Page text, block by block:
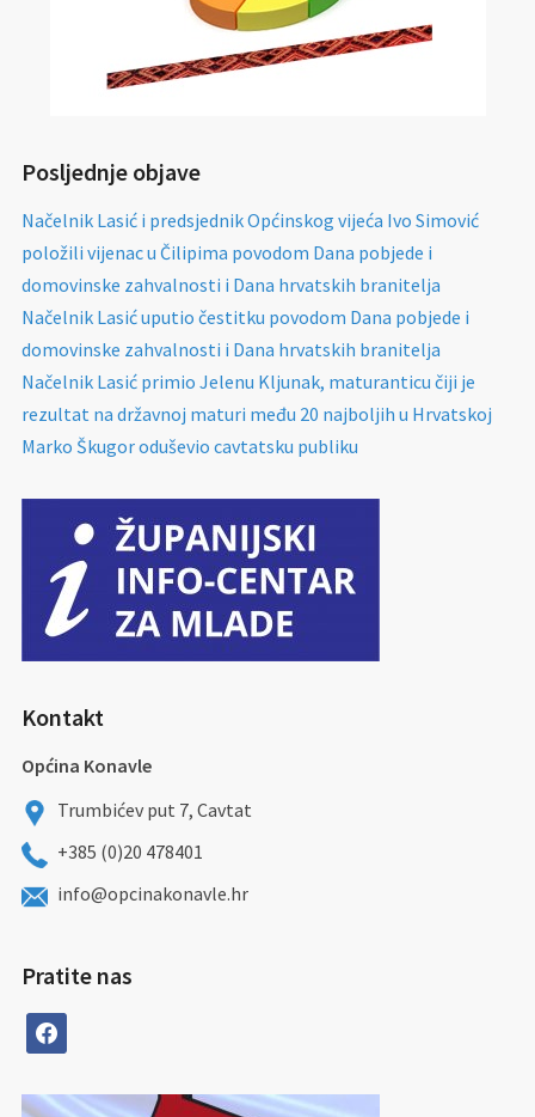
Posljednje objave
Načelnik Lasić i predsjednik Općinskog vijeća Ivo Simović
položili vijenac u Čilipima povodom Dana pobjede i
domovinske zahvalnosti i Dana hrvatskih branitelja
Načelnik Lasić uputio čestitku povodom Dana pobjede i
domovinske zahvalnosti i Dana hrvatskih branitelja
Načelnik Lasić primio Jelenu Kljunak, maturanticu čiji je
rezultat na državnoj maturi među 20 najboljih u Hrvatskoj
Marko Škugor oduševio cavtatsku publiku
Kontakt
Općina Konavle
Trumbićev put 7, Cavtat
+385 (0)20 478401
info@opcinakonavle.hr
Pratite nas
facebook